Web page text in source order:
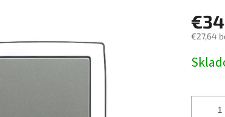
€34
€27,64
cena: